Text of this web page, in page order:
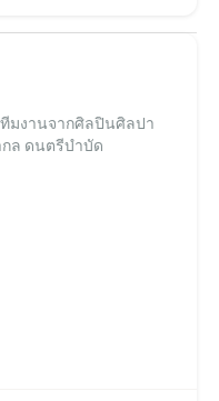
10มงานจากศิลปินศิลปา
ล ดนตรีบำบัด